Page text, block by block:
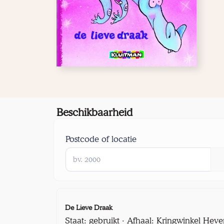
Beschikbaarheid
Postcode of locatie
De Lieve Draak
Staat: gebruikt · Afhaal: Kringwinkel